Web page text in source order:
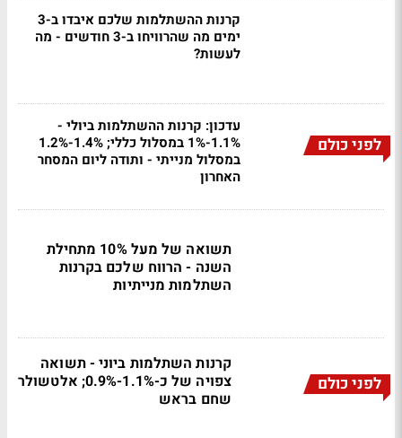
קרנות ההשתלמות שלכם איבדו ב-3
ימים מה שהרוויחו ב-3 חודשים - מה
לעשות?
לפני כולם
עדכון: קרנות ההשתלמות ביולי -
1.1%-1% במסלול כללי; 1.4%-1.2%
במסלול מנייתי - ותודה ליום המסחר
האחרון
תשואה של מעל 10% מתחילת
השנה - הרווח שלכם בקרנות
השתלמות מנייתיות
לפני כולם
קרנות השתלמות ביוני - תשואה
צפויה של כ-1.1%-0.9%; אלטשולר
שחם בראש